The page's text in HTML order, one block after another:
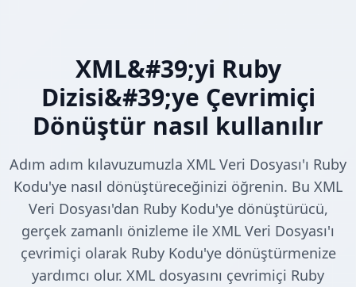
XML&#39;yi Ruby
Dizisi&#39;ye Çevrimiçi
Dönüştür nasıl kullanılır
Adım adım kılavuzumuzla XML Veri Dosyası'ı Ruby
Kodu'ye nasıl dönüştüreceğinizi öğrenin. Bu XML
Veri Dosyası'dan Ruby Kodu'ye dönüştürücü,
gerçek zamanlı önizleme ile XML Veri Dosyası'ı
çevrimiçi olarak Ruby Kodu'ye dönüştürmenize
yardımcı olur. XML dosyasını çevrimiçi Ruby